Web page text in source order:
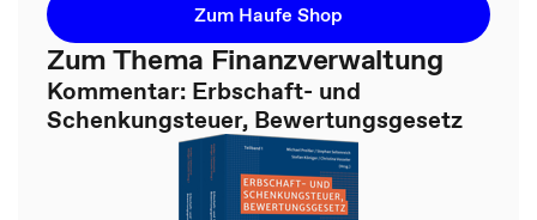
Zum Haufe Shop
Zum Thema Finanzverwaltung
Kommentar: Erbschaft- und
Schenkungsteuer, Bewertungsgesetz